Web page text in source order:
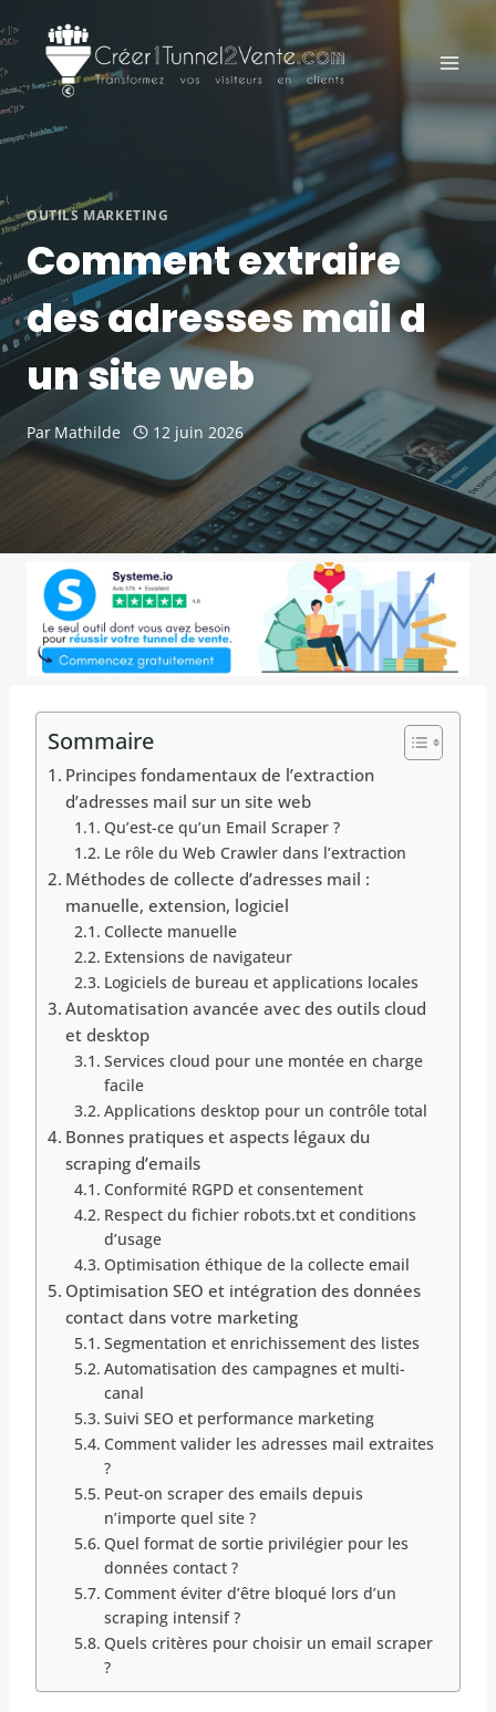
au
contenu
OUTILS MARKETING
Comment extraire
des adresses mail d
un site web
Par Mathilde 12 juin 2026
Sommaire
Principes fondamentaux de l’extraction
d’adresses mail sur un site web
Qu’est-ce qu’un Email Scraper ?
Le rôle du Web Crawler dans l’extraction
Méthodes de collecte d’adresses mail :
manuelle, extension, logiciel
Collecte manuelle
Extensions de navigateur
Logiciels de bureau et applications locales
Automatisation avancée avec des outils cloud
et desktop
Services cloud pour une montée en charge
facile
Applications desktop pour un contrôle total
Bonnes pratiques et aspects légaux du
scraping d’emails
Conformité RGPD et consentement
Respect du fichier robots.txt et conditions
d’usage
Optimisation éthique de la collecte email
Optimisation SEO et intégration des données
contact dans votre marketing
Segmentation et enrichissement des listes
Automatisation des campagnes et multi-
canal
Suivi SEO et performance marketing
Comment valider les adresses mail extraites
?
Peut-on scraper des emails depuis
n’importe quel site ?
Quel format de sortie privilégier pour les
données contact ?
Comment éviter d’être bloqué lors d’un
scraping intensif ?
Quels critères pour choisir un email scraper
?